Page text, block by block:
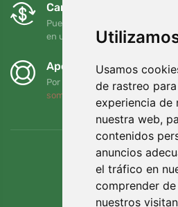
Usamos
de rastreo
experiencia de
nuestra web,
contenidos
anuncios
el tráfico en
comprender
nuestros
Cambios y devoluciones
Puede devolver o cambiar su
en un plazo de 90 días
Apoyamos a Trees.org
Por cada pedido plantamos un
somos